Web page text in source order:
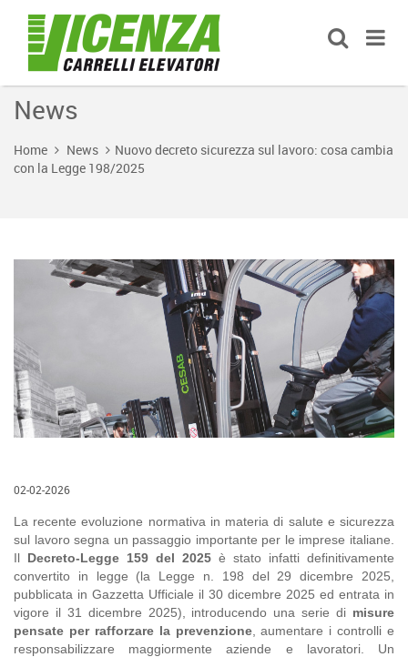
News
Home News
Nuovo decreto sicurezza sul lavoro: cosa cambia
con la Legge 198/2025
02-02-2026
La recente evoluzione normativa in materia di salute e sicurezza
sul lavoro segna un passaggio importante per le imprese italiane.
Il Decreto-Legge 159 del 2025 è stato infatti definitivamente
convertito in legge (la Legge n. 198 del 29 dicembre 2025,
pubblicata in Gazzetta Ufficiale il 30 dicembre 2025 ed entrata in
vigore il 31 dicembre 2025), introducendo una serie di misure
pensate per rafforzare la prevenzione, aumentare i controlli e
responsabilizzare maggiormente aziende e lavoratori. Un